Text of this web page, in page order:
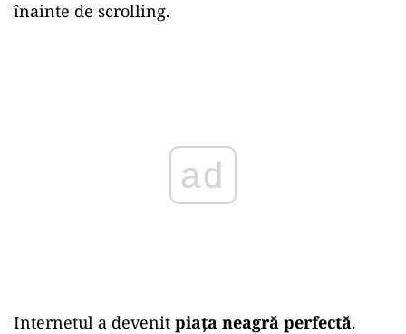
înainte de scrolling.
Internetul a devenit piața neagră perfectă.